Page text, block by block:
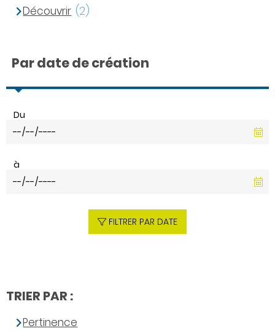
Découvrir (2)
Par date de création
Du
à
FILTRER PAR DATE
TRIER PAR :
Pertinence